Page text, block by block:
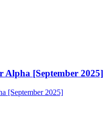
[September 2025]